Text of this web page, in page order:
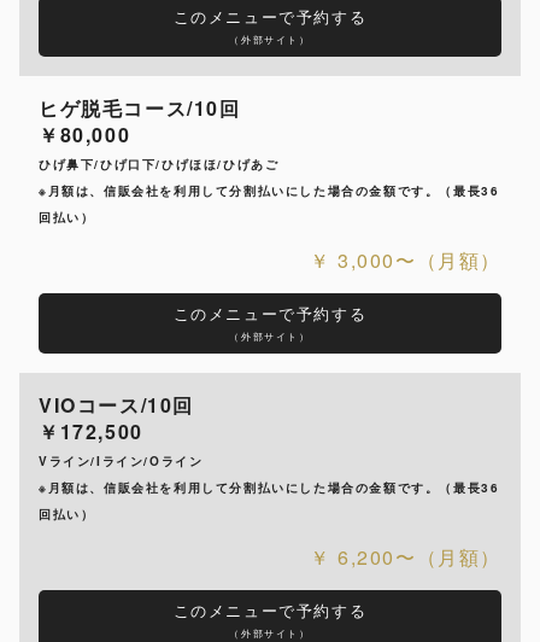
このメニューで予約する
（外部サイト）
ヒゲ脱毛コース/10回
￥80,000
ひげ鼻下/ひげ口下/ひげほほ/ひげあご
※月額は、信販会社を利用して分割払いにした場合の金額です。（最長36
回払い）
3,000〜（月額）
このメニューで予約する
（外部サイト）
VIOコース/10回
￥172,500
Vライン/Iライン/Oライン
※月額は、信販会社を利用して分割払いにした場合の金額です。（最長36
回払い）
6,200〜（月額）
このメニューで予約する
（外部サイト）